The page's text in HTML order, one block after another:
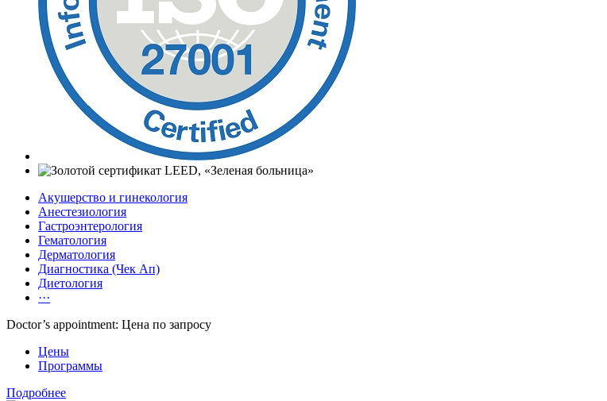
Акушерство и гинекология
Анестезиология
Гастроэнтерология
Гематология
Дерматология
Диагностика (Чек Ап)
Диетология
···
Doctor’s appointment: Цена по запросу
Цены
Программы
Подробнее